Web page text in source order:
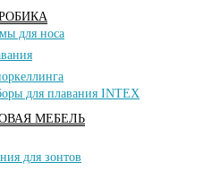
для носа
для плавания INTEX
МЕБЕЛЬ
для зонтов